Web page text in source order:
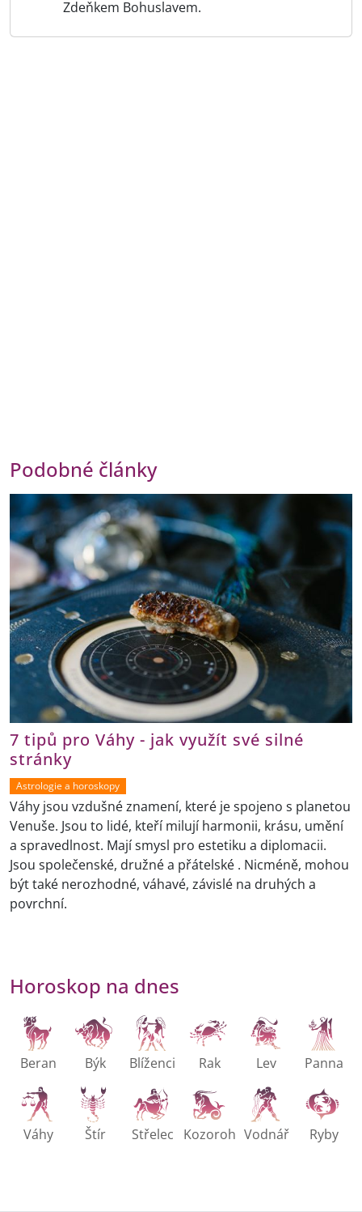
Zdeňkem Bohuslavem.
Podobné články
7 tipů pro Váhy - jak využít své silné
stránky
Astrologie a horoskopy
Váhy jsou vzdušné znamení, které je spojeno s planetou
Venuše. Jsou to lidé, kteří milují harmonii, krásu, umění
a spravedlnost. Mají smysl pro estetiku a diplomacii.
Jsou společenské, družné a přátelské . Nicméně, mohou
být také nerozhodné, váhavé, závislé na druhých a
povrchní.
Horoskop na dnes
Beran Býk Blíženci Rak Lev Panna
Váhy Štír Střelec Kozoroh Vodnář Ryby